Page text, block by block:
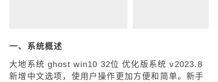
一、系统概述
大地系统 ghost win10 32位 优化版系统 v2023.8
新增中文选项，使用户操作更加方便和简单。新手